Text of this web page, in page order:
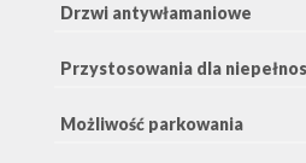
Drzwi antywłamaniowe
Przystosowania dla
Możliwość parkowania